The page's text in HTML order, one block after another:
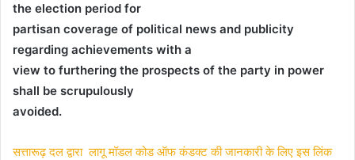
the election period for
partisan coverage of political news and publicity
regarding achievements with a
view to furthering the prospects of the party in power
shall be scrupulously
avoided.
सत्तारूढ़ दल द्वारा लागू मॉडल कोड ऑफ कंडक्ट की जानकारी के लिए इस लिंक